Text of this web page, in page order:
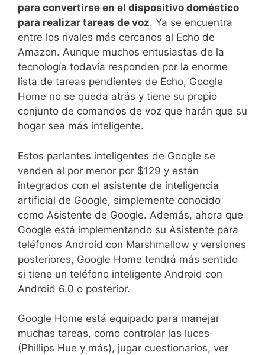
para convertirse en el dispositivo doméstico
para realizar tareas de voz. Ya se encuentra
entre los rivales más cercanos al Echo de
Amazon. Aunque muchos entusiastas de la
tecnología todavía responden por la enorme
lista de tareas pendientes de Echo, Google
Home no se queda atrás y tiene su propio
conjunto de comandos de voz que harán que su
hogar sea más inteligente.
Estos parlantes inteligentes de Google se
venden al por menor por $129 y están
integrados con el asistente de inteligencia
artificial de Google, simplemente conocido
como Asistente de Google. Además, ahora que
Google está implementando su Asistente para
teléfonos Android con Marshmallow y versiones
posteriores, Google Home tendrá más sentido
si tiene un teléfono inteligente Android con
Android 6.0 o posterior.
Google Home está equipado para manejar
muchas tareas, como controlar las luces
(Phillips Hue y más), jugar cuestionarios, ver